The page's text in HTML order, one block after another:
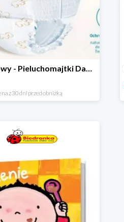
Hit cenowy - Pieluchomajtki Dada Pants
z 30 dni przed obniżką